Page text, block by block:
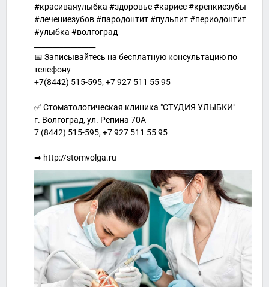
#красиваяулыбка #здоровье #кариес #крепкиезубы
#лечениезубов #пародонтит #пульпит #периодонтит
#улыбка #волгоград
📅 Записывайтесь на бесплатную консультацию по
телефону
+7(8442) 515-595, +7 927 511 55 95
✅ Стоматологическая клиника "СТУДИЯ УЛЫБКИ"
г. Волгоград, ул. Репина 70А
7 (8442) 515-595, +7 927 511 55 95
➡ http://stomvolga.ru